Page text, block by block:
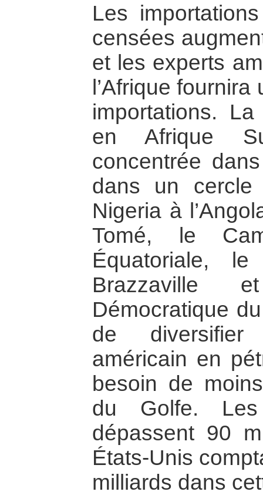
Les
censées
et les experts
l’Afrique
importations.
en Afrique
concentrée
dans un
Nigeria à
Tomé, le
Équatoriale,
Brazzaville
Démocratique
de diversifier
américain en
besoin de
du Golfe. Les
dépassent 90
États-Unis
milliards dans